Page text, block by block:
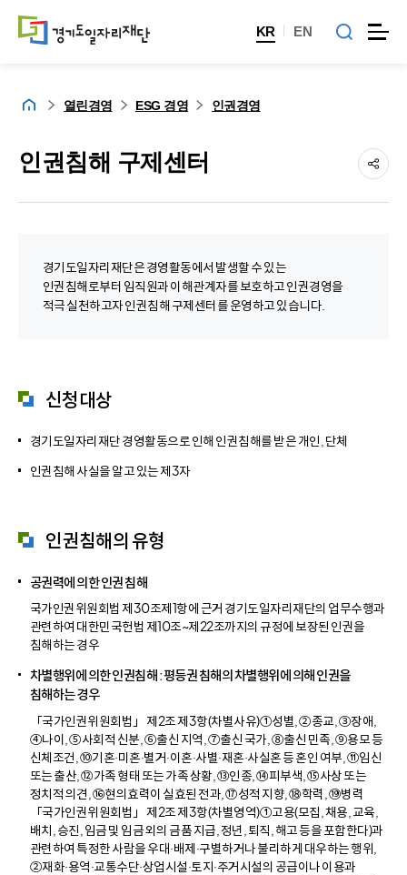
KR EN
홈 열린경영 ESG 경영 인권경영
인권침해 구제센터
경기도일자리재단은 경영활동에서 발생할 수 있는
인권침해로부터 임직원과 이해관계자를 보호하고 인권경영을
적극 실천하고자 인권침해 구제센터를 운영하고 있습니다.
신청대상
경기도일자리재단 경영활동으로 인해 인권침해를 받은 개인, 단체
인권침해 사실을 알고 있는 제3자
인권침해의 유형
공권력에 의한 인권 침해
국가인권위원회법 제30조제1항에 근거 경기도일자리재단의 업무수행과
관련하여 대한민국헌법 제10조~제22조까지의 규정에 보장된 인권을
침해하는 경우
차별행위에 의한 인권침해 : 평등권 침해의 차별행위에 의해 인권을
침해하는 경우
「국가인권위원회법」 제2조 제3항(차별사유)①성별, ②종교, ③장애,
④나이, ⑤사회적 신분, ⑥출신 지역, ⑦출신 국가, ⑧출신 민족, ⑨용모 등
신체조건, ⑩기혼·미혼·별거·이혼·사별·재혼·사실혼 등 혼인 여부, ⑪임신
또는 출산, ⑫가족 형태 또는 가족 상황, ⑬인종, ⑭피부색, ⑮사상 또는
정치적 의견, ⑯현의효력이 실효된 전과, ⑰성적 지향, ⑱학력, ⑲병력
「국가인권위원회법」 제2조 제3항(차별영역)①고용(모집, 채용, 교육,
배치, 승진, 임금 및 임금 외의 금품 지급, 정년, 퇴직, 해고 등을 포함한다)과
관련하여 특정한 사람을 우대·배제·구별하거나 불리하게 대우하는 행위,
②재화·용역·교통수단·상업시설·토지·주거시설의 공급이나 이용과